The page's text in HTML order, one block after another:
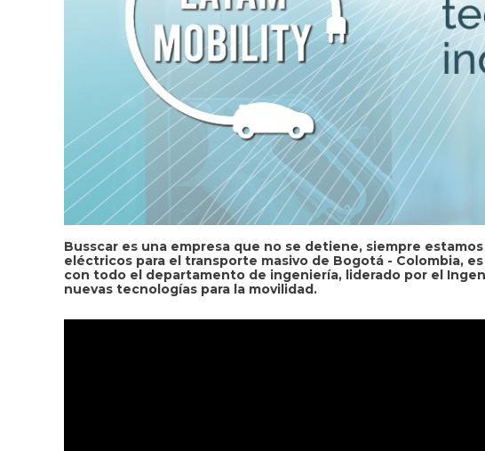
Busscar es una empresa que no se detiene, siempre
eléctricos para el transporte masivo de Bogotá - Colombia,
con todo el departamento de ingeniería, liderado por el
nuevas tecnologías para la movilidad.